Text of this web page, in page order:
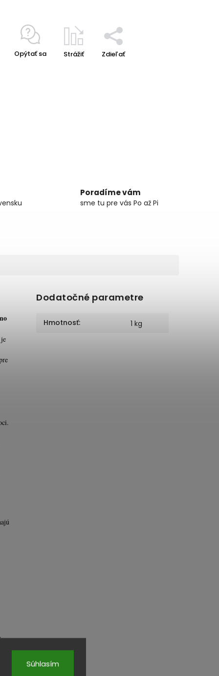
Súhlasím
Opýtať sa Strážiť Zdieľať
Poradíme vám
sme tu pre vás Po až Pi
Dodatočné parametre
Hmotnosť: 1 kg